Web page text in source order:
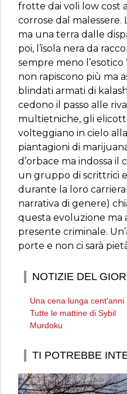
frotte dai voli low cost
corrose dal malessere.
ma una terra dalle
poi, l’isola nera da
sempre meno
non rapiscono più ma
blindati armati di
cedono il passo alle
multietniche, gli
volteggiano in cielo
piantagioni di
d’orbace ma indossa il
un gruppo di scrittrici
durante la loro
narrativa di genere)
questa evoluzione ma
presente criminale.
porte e non ci sarà
NOTIZIE DEL
Una cena lunga cent'anni
Tutte le mattine di Sybil
Murdoku
TI POTREBBE